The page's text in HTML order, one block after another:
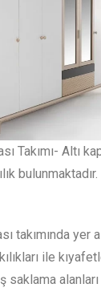
Takımı- Altı
bulunmaktadır.
takımında yer
ile
saklama